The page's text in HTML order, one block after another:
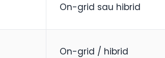
On-grid sau hibrid
On-grid / hibrid